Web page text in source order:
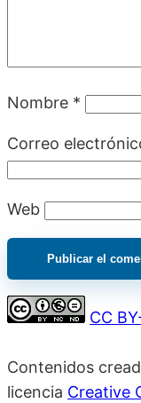
Nombre *
Correo
Web
CC
Contenidos
licencia Creative